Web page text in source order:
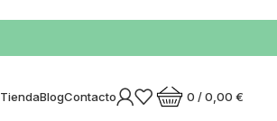
TiendaBlogContacto 0 /0,00 €